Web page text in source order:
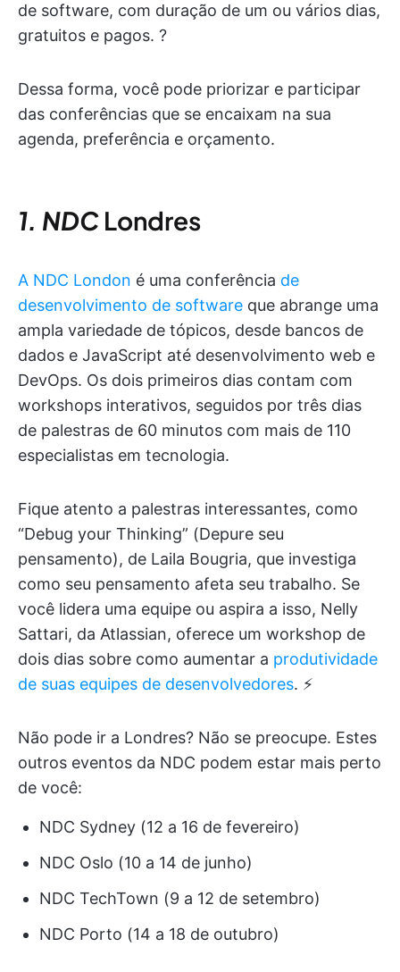
de software, com duração de um ou vários dias,
gratuitos e pagos. ?
Dessa forma, você pode priorizar e participar
das conferências que se encaixam na sua
agenda, preferência e orçamento.
1. NDC Londres
A NDC London é uma conferência de
desenvolvimento de software que abrange uma
ampla variedade de tópicos, desde bancos de
dados e JavaScript até desenvolvimento web e
DevOps. Os dois primeiros dias contam com
workshops interativos, seguidos por três dias
de palestras de 60 minutos com mais de 110
especialistas em tecnologia.
Fique atento a palestras interessantes, como
“Debug your Thinking” (Depure seu
pensamento), de Laila Bougria, que investiga
como seu pensamento afeta seu trabalho. Se
você lidera uma equipe ou aspira a isso, Nelly
Sattari, da Atlassian, oferece um workshop de
dois dias sobre como aumentar a produtividade
de suas equipes de desenvolvedores. ⚡
Não pode ir a Londres? Não se preocupe. Estes
outros eventos da NDC podem estar mais perto
de você:
NDC Sydney (12 a 16 de fevereiro)
NDC Oslo (10 a 14 de junho)
NDC TechTown (9 a 12 de setembro)
NDC Porto (14 a 18 de outubro)